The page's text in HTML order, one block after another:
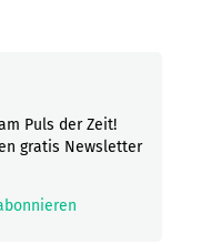
Puls der Zeit!
gratis Newsletter